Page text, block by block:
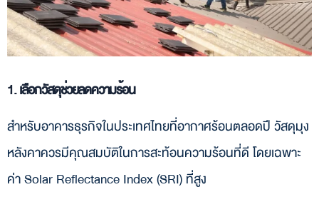
1. เลือกวัสดุช่วยลดความร้อน
สำหรับอาคารธุรกิจในประเทศไทยที่อากาศร้อนตลอดปี วัสดุมุง
หลังคาควรมีคุณสมบัติในการสะท้อนความร้อนที่ดี โดยเฉพาะ
ค่า Solar Reflectance Index (SRI) ที่สูง